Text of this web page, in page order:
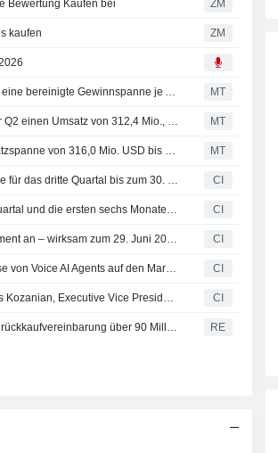
Bewertung Kaufen bei ZM
kaufen ZM
(FIVN) Five9, Inc. erwartet für das 3. Quartal eine bereinigte Gewinnspanne je Aktie von 0,77 bis 0,81 USD MT
Ergebnis-Flash (FIVN): Five9, Inc. meldet für Q2 einen Umsatz von 312,4 Mio., gegenüber der FactSet-Schätzung von 306,6 Mio. MT
(FIVN) Five9, Inc. erwartet für Q3 eine Umsatzspanne von 316,0 Mio. USD bis 322,0 Mio. USD MT
Five9, Inc. gibt ungeprüfte Ergebnisprognose für das dritte Quartal bis zum 30. September 2026 und das Geschäftsjahr bis zum 31. Dezember 2026 CI
Five9, Inc. legt Ergebnisse für das zweite Quartal und die ersten sechs Monate bis zum 30. Juni 2026 vor CI
Five9, Inc. kündigt Änderungen im Management an – wirksam zum 29. Juni 2026 CI
Five9 bringt bahnbrechendes neues Release von Voice AI Agents auf den Markt – für die nächste Generation agentischer Self-Service-Lösungen CI
Five9, Inc. kündigt den Übergang von Panos Kozanian, Executive Vice President Product Engineering, mit Wirkung zum 29. Juni 2026 an; Fortsetzung der Tätigkeit mindestens bis zum 4. September 2026 CI
Five9 Inc - Start einer beschleunigten Aktienrückkaufvereinbarung über 90 Millionen Dollar mit JPMorgan Chase Bank - SEC-Mitteilung RE